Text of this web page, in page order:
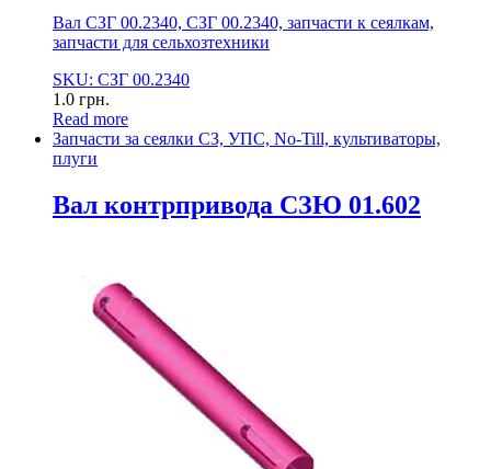
Вал СЗГ 00.2340, СЗГ 00.2340, запчасти к сеялкам,
запчасти для сельхозтехники
SKU: СЗГ 00.2340
1.0 грн.
Read more
Запчасти за сеялки СЗ, УПС, No-Till, культиваторы,
плуги
Вал контрпривода СЗЮ 01.602